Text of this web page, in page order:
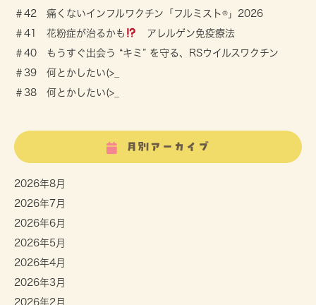
＃42 痛くないインフルワクチン「フルミスト®」2026
＃41 花粉症が治るかも
アレルゲン免疫療法
＃40 もうすぐ出会う “キミ” を守る、RSウイルスワクチン
＃39 何とかしたい(>_
＃38 何とかしたい(>_
月別アーカイブ
2026年8月
2026年7月
2026年6月
2026年5月
2026年4月
2026年3月
2026年2月